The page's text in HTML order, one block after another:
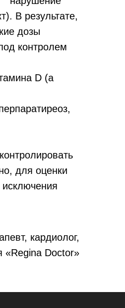
В результате,
дозы
контролем
D (а
для оценки
кардиолог,
«Regina Doctor»